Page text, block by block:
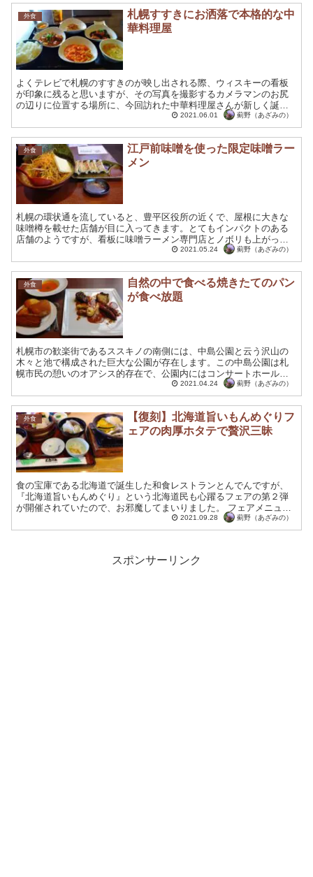
外食
札幌すすきにお洒落で本格的な中
華料理屋
よくテレビで札幌のすすきのが映し出される際、ウィスキーの看板
が印象に残ると思いますが、その写真を撮影するカメラマンのお尻
の辺りに位置する場所に、今回訪れた中華料理屋さんが新しく誕生
致しました。真っ赤な外観で良く目立つので、今後待合せの場所
に...
2021.06.01 薊野（あざみの）
外食
江戸前味噌を使った限定味噌ラー
メン
札幌の環状通を流していると、豊平区役所の近くで、屋根に大きな
味噌樽を載せた店舗が目に入ってきます。とてもインパクトのある
店舗のようですが、看板に味噌ラーメン専門店とノボリも上がって
おり、環状通を通るたびに、気になるお店の一つでもありまし
た。...
2021.05.24 薊野（あざみの）
外食
自然の中で食べる焼きたてのパン
が食べ放題
札幌市の歓楽街であるススキノの南側には、中島公園と云う沢山の
木々と池で構成された巨大な公園が存在します。この中島公園は札
幌市民の憩いのオアシス的存在で、公園内にはコンサートホールや
豊平館などの文化施設も多く配置されているのです。 中島公園の...
2021.04.24 薊野（あざみの）
外食
【復刻】北海道旨いもんめぐりフ
ェアの肉厚ホタテで贅沢三昧
食の宝庫である北海道で誕生した和食レストランとんでんですが、
『北海道旨いもんめぐり』という北海道民も心躍るフェアの第２弾
が開催されていたので、お邪魔してまいりました。 フェアメニュー
のメインは３種類あり、ゴロゴロ野菜とチキンのスープカレーや...
2021.09.28 薊野（あざみの）
スポンサーリンク